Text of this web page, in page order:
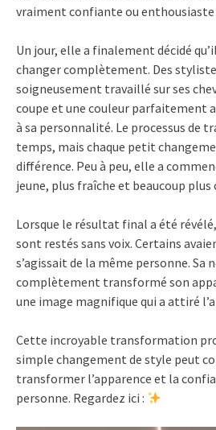
vraiment confiante ou enthousiaste
Un jour, elle a finalement décidé
changer complètement. Des
soigneusement travaillé sur ses
coupe et une couleur parfaitement
à sa personnalité. Le processus de
temps, mais chaque petit
différence. Peu à peu, elle a
jeune, plus fraîche et beaucoup
Lorsque le résultat final a été
sont restés sans voix. Certains
s’agissait de la même personne. Sa
complètement transformé son
une image magnifique qui a attiré
Cette incroyable transformation
simple changement de style peut
transformer l’apparence et la
personne. Regardez ici :